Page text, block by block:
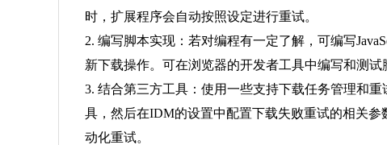
时，扩展程序会自动按照设定进行重试。
2. 编写脚本实现：若对编程有一定了解，可编写
新下载操作。可在浏览器的开发者工具中编写和测
3. 结合第三方工具：使用一些支持下载任务管理和重
具，然后在IDM的设置中配置下载失败重试的相关
动化重试。